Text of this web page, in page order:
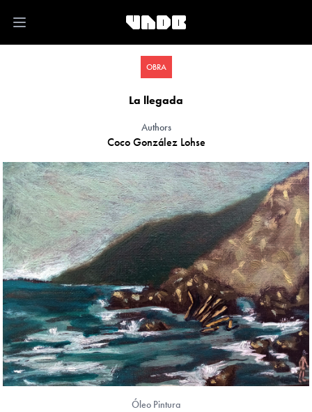
Open main menu
OBRA
La llegada
Authors
Coco González Lohse
Óleo Pintura